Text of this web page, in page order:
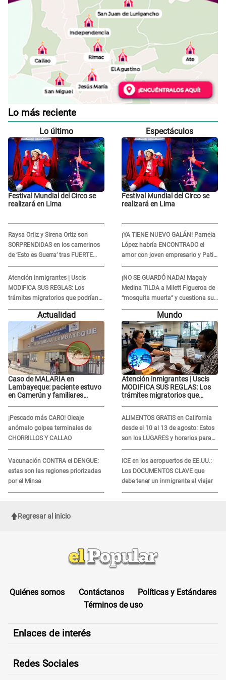
Lo más reciente
Lo último
Festival Mundial del Circo se
realizará en Lima
Raysa Ortiz y Sirena Ortiz son
SORPRENDIDAS en los camerinos
de ‘Esto es Guerra’ tras FUERTE
ENFRENTAMIENTO con Gabriel
Moisés: “Gracias”
Atención inmigrantes | Uscis
MODIFICA SUS REGLAS: Los
trámites migratorios que podrían
necesitar tu prueba de ADN
Espectáculos
Festival Mundial del Circo se
realizará en Lima
¡YA TIENE NUEVO GALÁN! Pamela
López habría ENCONTRADO el
amor con joven empresario y Pati
Lorena la ECHA en VIVO
¡NO SE GUARDÓ NADA! Magaly
Medina TILDA a Milett Figueroa de
“mosquita muerta” y cuestiona su
RECONCILIACIÓN con Marcelo
Tinelli en TV argentina
Actualidad
Caso de MALARIA en
Lambayeque: paciente estuvo
en Camerún y familiares
¡Pescado más CARO! Oleaje
anómalo golpea terminales de
CHORRILLOS Y CALLAO
Vacunación CONTRA el DENGUE:
estas son las regiones priorizadas
por el Minsa
Mundo
Atención inmigrantes | Uscis
MODIFICA SUS REGLAS: Los
trámites migratorios que
ALIMENTOS GRATIS en California
desde el 10 al 13 de agosto: Estos
son los LUGARES y horarios para
recibir la ayuda
ICE en los aeropuertos de EE.UU.:
Los DOCUMENTOS CLAVE que
debe tener un inmigrante al viajar
Regresar al inicio
Quiénes somos Contáctanos
Políticas y Estándares
Términos de uso
Enlaces de interés
Redes Sociales